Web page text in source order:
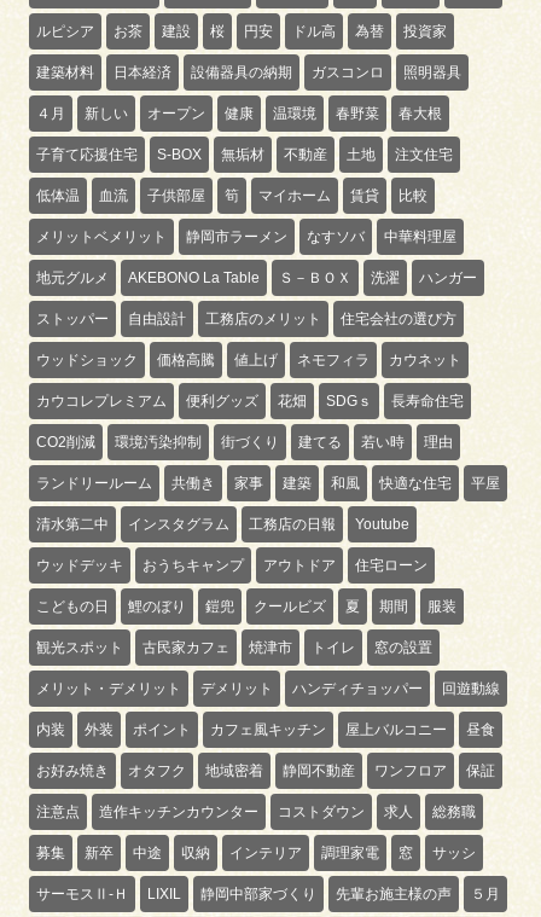
ルピシア お茶 建設 桜 円安 ドル高 為替 投資家
建築材料 日本経済 設備器具の納期 ガスコンロ 照明器具
４月 新しい オープン 健康 温環境 春野菜 春大根
子育て応援住宅 S-BOX 無垢材 不動産 土地 注文住宅
低体温 血流 子供部屋 筍 マイホーム 賃貸 比較
メリットベメリット 静岡市ラーメン なすソバ 中華料理屋
地元グルメ AKEBONO La Table Ｓ－ＢＯＸ 洗濯 ハンガー
ストッパー 自由設計 工務店のメリット 住宅会社の選び方
ウッドショック 価格高騰 値上げ ネモフィラ カウネット
カウコレプレミアム 便利グッズ 花畑 SDGｓ 長寿命住宅
CO2削減 環境汚染抑制 街づくり 建てる 若い時 理由
ランドリールーム 共働き 家事 建築 和風 快適な住宅 平屋
清水第二中 インスタグラム 工務店の日報 Youtube
ウッドデッキ おうちキャンプ アウトドア 住宅ローン
こどもの日 鯉のぼり 鎧兜 クールビズ 夏 期間 服装
観光スポット 古民家カフェ 焼津市 トイレ 窓の設置
メリット・デメリット デメリット ハンディチョッパー 回遊動線
内装 外装 ポイント カフェ風キッチン 屋上バルコニー 昼食
お好み焼き オタフク 地域密着 静岡不動産 ワンフロア 保証
注意点 造作キッチンカウンター コストダウン 求人 総務職
募集 新卒 中途 収納 インテリア 調理家電 窓 サッシ
サーモスⅡ-Ｈ LIXIL 静岡中部家づくり 先輩お施主様の声 ５月